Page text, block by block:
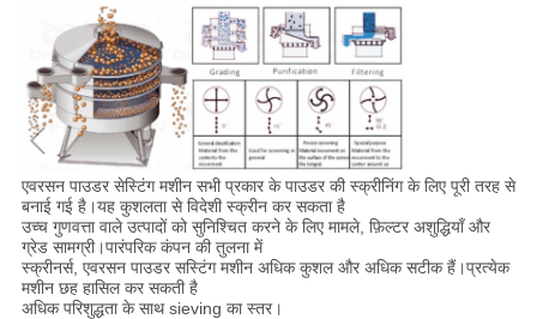
एवरसन पाउडर सेस्टिंग मशीन सभी प्रकार के पाउडर की स्क्रीनिंग के लिए पूरी तरह से
बनाई गई है।यह कुशलता से विदेशी स्क्रीन कर सकता है
उच्च गुणवत्ता वाले उत्पादों को सुनिश्चित करने के लिए मामले, फ़िल्टर अशुद्धियाँ और
ग्रेड सामग्री।पारंपरिक कंपन की तुलना में
स्क्रीनर्स, एवरसन पाउडर सस्टिंग मशीन अधिक कुशल और अधिक सटीक हैं।प्रत्येक
मशीन छह हासिल कर सकती है
अधिक परिशुद्धता के साथ sieving का स्तर।